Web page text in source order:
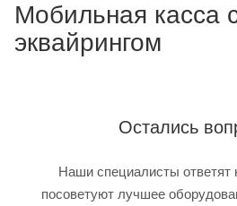
Мобильная касса
эквайрингом
Остались
Наши специалисты ответят
посоветуют лучшее